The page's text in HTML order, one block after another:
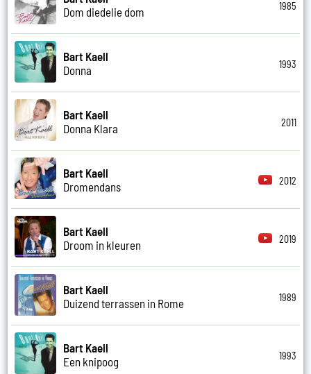
Dom diedelie dom
1985
Bart Kaell
Donna
1993
Bart Kaell
Donna Klara
2011
Bart Kaell
Dromendans
2012
Bart Kaell
Droom in kleuren
2019
Bart Kaell
Duizend terrassen in Rome
1989
Bart Kaell
Een knipoog
1993